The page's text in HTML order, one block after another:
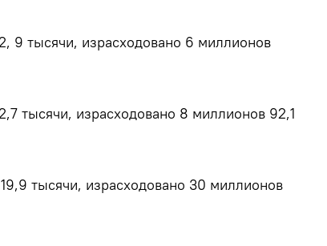
9 тысячи, израсходовано 6 миллионов
тысячи, израсходовано 8 миллионов 92,1
тысячи, израсходовано 30 миллионов